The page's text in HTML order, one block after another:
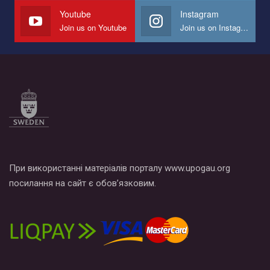
Youtube
Join us on Youtube
Instagram
Join us on Instagram
При використанні матеріалів порталу www.upogau.org
посилання на сайт є обов’язковим.